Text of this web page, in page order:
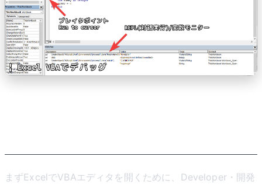
まずExcelでVBAエディタを開くために、Developer・開発